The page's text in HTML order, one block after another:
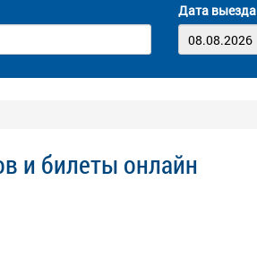
Дата выезда
и билеты онлайн